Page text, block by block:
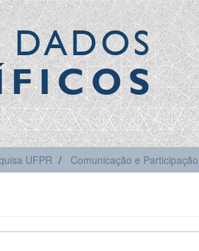
DADOS
UFPR Comunicação e